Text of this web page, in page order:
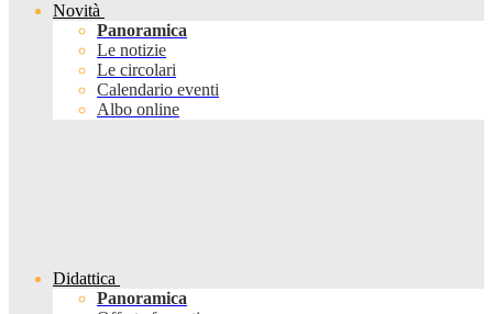
Novità
Panoramica
Le notizie
Le circolari
Calendario eventi
Albo online
Didattica
Panoramica